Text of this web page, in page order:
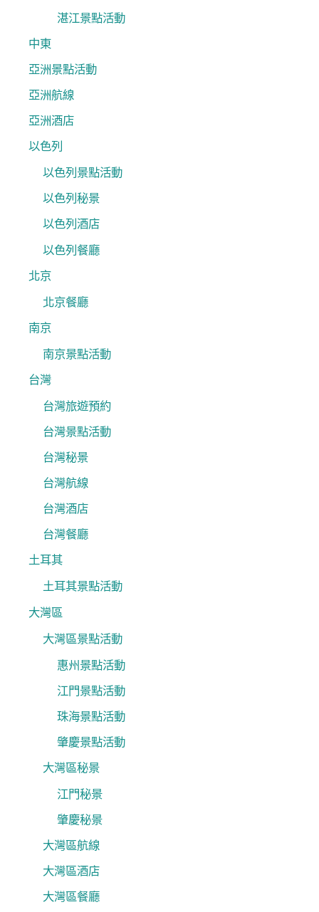
湛江景點活動
中東
亞洲景點活動
亞洲航線
亞洲酒店
以色列
以色列景點活動
以色列秘景
以色列酒店
以色列餐廳
北京
北京餐廳
南京
南京景點活動
台灣
台灣旅遊預約
台灣景點活動
台灣秘景
台灣航線
台灣酒店
台灣餐廳
土耳其
土耳其景點活動
大灣區
大灣區景點活動
惠州景點活動
江門景點活動
珠海景點活動
肇慶景點活動
大灣區秘景
江門秘景
肇慶秘景
大灣區航線
大灣區酒店
大灣區餐廳